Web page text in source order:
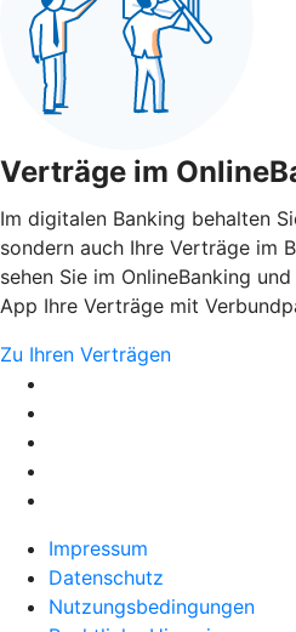
Verträge im
Im digitalen Banking behalten
sondern auch Ihre Verträge im
sehen Sie im OnlineBanking
App Ihre Verträge mit
Zu Ihren Verträgen
Impressum
Datenschutz
Nutzungsbedingungen